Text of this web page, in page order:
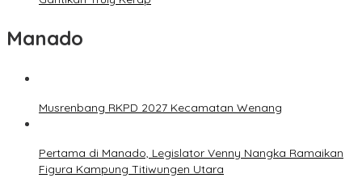
Manado
Musrenbang RKPD 2027 Kecamatan Wenang
Pertama di Manado, Legislator Venny Nangka Ramaikan
Figura Kampung Titiwungen Utara